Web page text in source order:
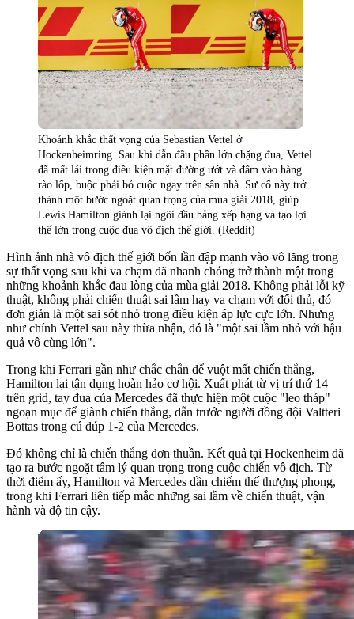
Khoảnh khắc thất vọng của Sebastian Vettel ở
Hockenheimring. Sau khi dẫn đầu phần lớn chặng đua, Vettel
đã mất lái trong điều kiện mặt đường ướt và đâm vào hàng
rào lốp, buộc phải bỏ cuộc ngay trên sân nhà. Sự cố này trở
thành một bước ngoặt quan trọng của mùa giải 2018, giúp
Lewis Hamilton giành lại ngôi đầu bảng xếp hạng và tạo lợi
thế lớn trong cuộc đua vô địch thế giới. (Reddit)
Hình ảnh nhà vô địch thế giới bốn lần đập mạnh vào vô lăng trong
sự thất vọng sau khi va chạm đã nhanh chóng trở thành một trong
những khoảnh khắc đau lòng của mùa giải 2018. Không phải lỗi kỹ
thuật, không phải chiến thuật sai lầm hay va chạm với đối thủ, đó
đơn giản là một sai sót nhỏ trong điều kiện áp lực cực lớn. Nhưng
như chính Vettel sau này thừa nhận, đó là "một sai lầm nhỏ với hậu
quả vô cùng lớn".
Trong khi Ferrari gần như chắc chắn để vuột mất chiến thắng,
Hamilton lại tận dụng hoàn hảo cơ hội. Xuất phát từ vị trí thứ 14
trên grid, tay đua của Mercedes đã thực hiện một cuộc "leo tháp"
ngoạn mục để giành chiến thắng, dẫn trước người đồng đội Valtteri
Bottas trong cú đúp 1-2 của Mercedes.
Đó không chỉ là chiến thắng đơn thuần. Kết quả tại Hockenheim đã
tạo ra bước ngoặt tâm lý quan trọng trong cuộc chiến vô địch. Từ
thời điểm ấy, Hamilton và Mercedes dần chiếm thế thượng phong,
trong khi Ferrari liên tiếp mắc những sai lầm về chiến thuật, vận
hành và độ tin cậy.